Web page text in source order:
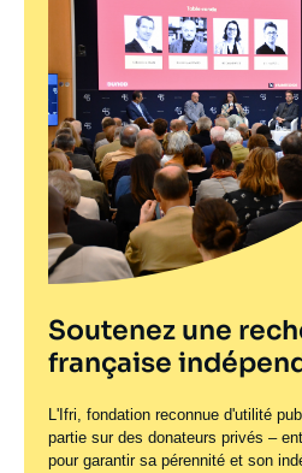
Soutenez une
française
L'Ifri, fondation reconnue d'utilité
partie sur des donateurs privés –
pour garantir sa pérennité et son